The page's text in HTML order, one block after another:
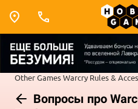
Other GamesWarcry Rules &
Вопросы про